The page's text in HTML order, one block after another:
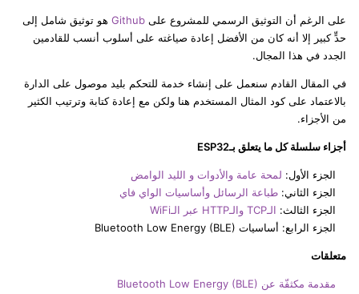
على الرغم أن التوثيق الرسمي للمشروع على Github هو توثيق شامل إلى
حدٍّ كبير إلا أنه كان من الأفضل إعادة صياغته على أسلوب أنسب للقادمين
الجدد في هذا المجال.
في المقال القادم سنعمل على إنشاء خدمة للتحكم بليد موصول على الدارة
بالاعتماد على كود المثال المستخدم هنا ولكن مع إعادة كتابة وترتيب الكثير
من الأجزاء.
أجزاء سلسلة كل ما يتعلق بـESP32
الجزء الأول: لمحة عامة والأدوات و الليد الوامض
الجزء الثاني: طباعة الرسائل وأساسيات الواي فاي
الجزء الثالث: الـTCP والـHTTP عبر الـWiFi
الجزء الرابع: أساسيات Bluetooth Low Energy (BLE)
متعلقات
مقدمة مكثفّة عن Bluetooth Low Energy (BLE)